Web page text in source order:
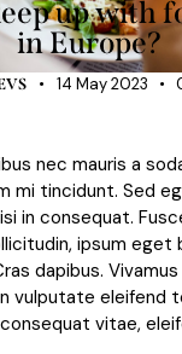
up with
in Europe?
14 May 2023
nec mauris a
mi tincidunt. Sed
in consequat.
ipsum eget
dapibus.
vulputate eleifend
vitae,